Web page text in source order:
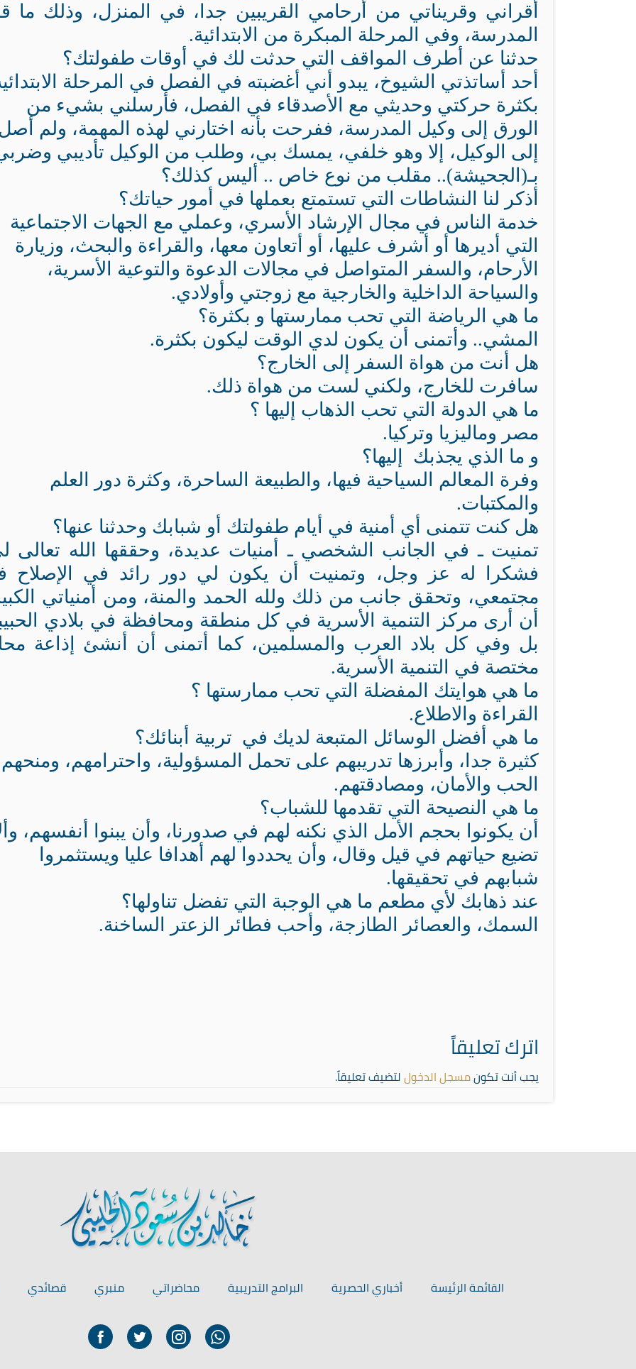
أقراني وقريناتي من أرحامي القريبين جدا، في المنزل، وذلك ما
المدرسة، وفي المرحلة المبكرة من الابتدائية.
حدثنا عن أطرف المواقف التي حدثت لك في أوقات طفولتك؟
أحد أساتذتي الشيوخ، يبدو أني أغضبته في الفصل في المرحلة
بكثرة حركتي وحديثي مع الأصدقاء في الفصل، فأرسلني بشيء من
الورق إلى وكيل المدرسة، ففرحت بأنه اختارني لهذه المهمة، ولم أصل
إلى الوكيل، إلا وهو خلفي، يمسك بي، وطلب من الوكيل تأديبي
بـ(الجحيشة).. مقلب من نوع خاص .. أليس كذلك؟
أذكر لنا النشاطات التي تستمتع بعملها في أمور حياتك؟
خدمة الناس في مجال الإرشاد الأسري، وعملي مع الجهات الاجتماعية
التي أديرها أو أشرف عليها، أو أتعاون معها، والقراءة والبحث، وزيارة
الأرحام، والسفر المتواصل في مجالات الدعوة والتوعية الأسرية،
والسياحة الداخلية والخارجية مع زوجتي وأولادي.
ما هي الرياضة التي تحب ممارستها و بكثرة؟
المشي.. وأتمنى أن يكون لدي الوقت ليكون بكثرة.
هل أنت من هواة السفر إلى الخارج؟
سافرت للخارج، ولكني لست من هواة ذلك.
ما هي الدولة التي تحب الذهاب إليها ؟
مصر وماليزيا وتركيا.
و ما الذي يجذبك إليها؟
وفرة المعالم السياحية فيها، والطبيعة الساحرة، وكثرة دور العلم
والمكتبات.
هل كنت تتمنى أي أمنية في أيام طفولتك أو شبابك وحدثنا عنها؟
تمنيت ـ في الجانب الشخصي ـ أمنيات عديدة، وحققها الله تعالى
فشكرا له عز وجل، وتمنيت أن يكون لي دور رائد في الإصلاح
مجتمعي، وتحقق جانب من ذلك ولله الحمد والمنة، ومن أمنياتي
أن أرى مركز التنمية الأسرية في كل منطقة ومحافظة في بلادي
بل وفي كل بلاد العرب والمسلمين، كما أتمنى أن أنشئ إذاعة
مختصة في التنمية الأسرية.
ما هي هوايتك المفضلة التي تحب ممارستها ؟
القراءة والاطلاع.
ما هي أفضل الوسائل المتبعة لديك في تربية أبنائك؟
كثيرة جدا، وأبرزها تدريبهم على تحمل المسؤولية، واحترامهم، ومنحهم
الحب والأمان، ومصادقتهم.
ما هي النصيحة التي تقدمها للشباب؟
أن يكونوا بحجم الأمل الذي نكنه لهم في صدورنا، وأن يبنوا أنفسهم،
تضيع حياتهم في قيل وقال، وأن يحددوا لهم أهدافا عليا ويستثمروا
شبابهم في تحقيقها.
عند ذهابك لأي مطعم ما هي الوجبة التي تفضل تناولها؟
السمك، والعصائر الطازجة، وأحب فطائر الزعتر الساخنة.
اترك تعليقاً
يجب أنت تكونمسجل الدخوللتضيف تعليقاً.
القائمة الرئيسة أخباري الحصرية البرامج التدريبية محاضراتي منبري قصائدي